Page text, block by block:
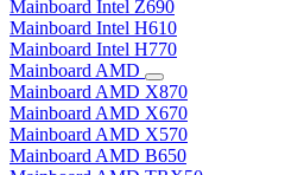
Mainboard Intel Z690
Mainboard Intel H610
Mainboard Intel H770
Mainboard AMD
Mainboard AMD X870
Mainboard AMD X670
Mainboard AMD X570
Mainboard AMD B650